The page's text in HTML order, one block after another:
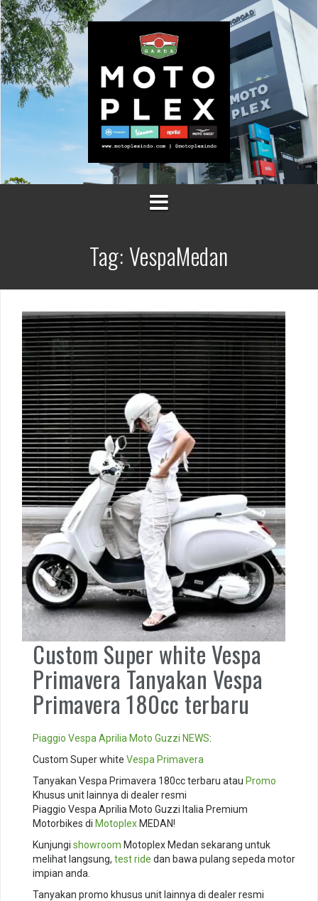
Skip
to
content
Tag:VespaMedan
Custom Super white Vespa
Primavera Tanyakan Vespa
Primavera 180cc terbaru
Piaggio Vespa Aprilia Moto Guzzi NEWS:
Custom Super white Vespa Primavera
Tanyakan Vespa Primavera 180cc terbaru atau Promo
Khusus unit lainnya di dealer resmi
Piaggio Vespa Aprilia Moto Guzzi Italia Premium
Motorbikes di MotoplexMEDAN!
Kunjungi showroom Motoplex Medan sekarang untuk
melihat langsung, test ride dan bawa pulang sepeda motor
impian anda.
Tanyakan promo khusus unit lainnya di dealer resmi